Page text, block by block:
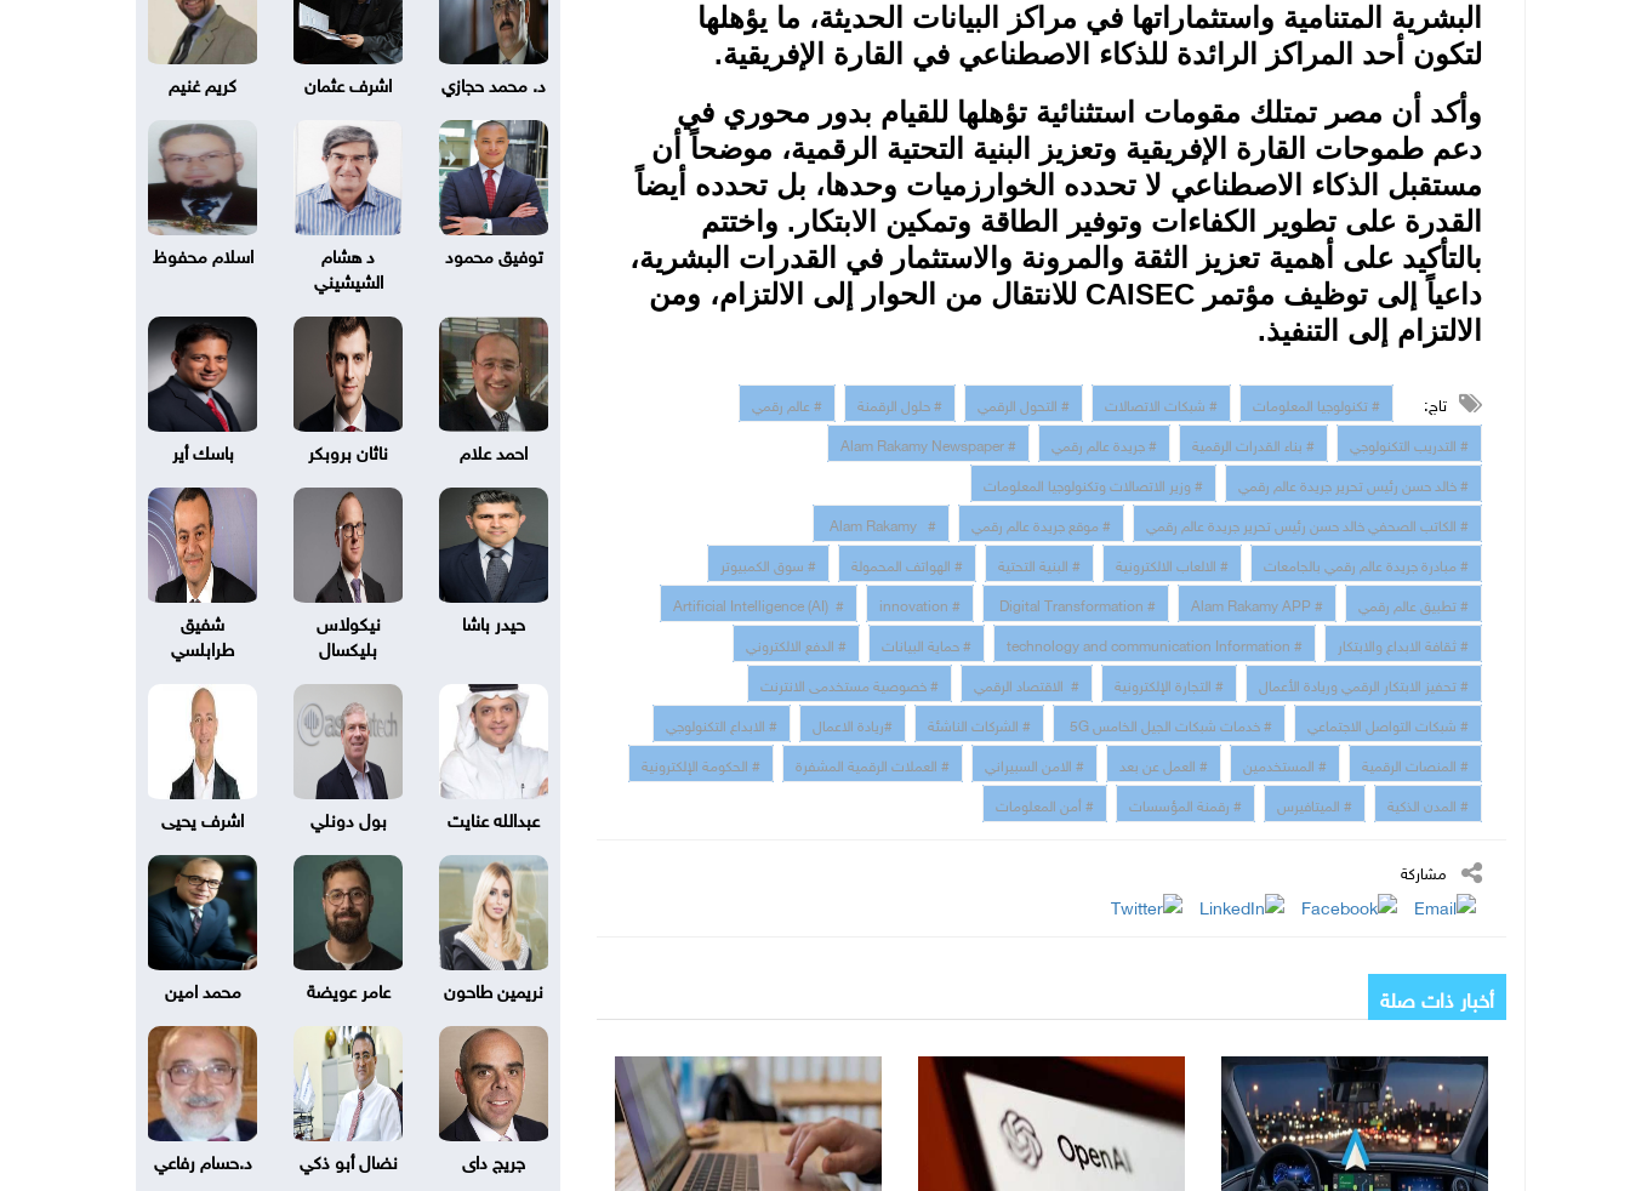
البشرية المتنامية واستثماراتها في مراكز البيانات الحديثة، ما يؤهلها
لتكون أحد المراكز الرائدة للذكاء الاصطناعي في القارة الإفريقية.
وأكد أن مصر تمتلك مقومات استثنائية تؤهلها للقيام بدور محوري في
دعم طموحات القارة الإفريقية وتعزيز البنية التحتية الرقمية، موضحاً أن
مستقبل الذكاء الاصطناعي لا تحدده الخوارزميات وحدها، بل تحدده أيضاً
القدرة على تطوير الكفاءات وتوفير الطاقة وتمكين الابتكار. واختتم
بالتأكيد على أهمية تعزيز الثقة والمرونة والاستثمار في القدرات البشرية،
داعياً إلى توظيف مؤتمر CAISEC للانتقال من الحوار إلى الالتزام، ومن
الالتزام إلى التنفيذ.
تاج: # تكنولوجيا المعلومات # شبكات الاتصالات # التحول الرقمي # حلول الرقمنة
# عالم رقمي
# التدريب التكنولوجي
# بناء القدرات الرقمية # جريدة عالم رقمي
# Alam Rakamy Newspaper
# خالد حسن رئيس تحرير جريدة عالم رقمي
# وزير الاتصالات وتكنولوجيا المعلومات
# الكاتب الصحفي خالد حسن رئيس تحرير جريدة عالم رقمي
# موقع جريدة عالم رقمي
# Alam Rakamy
# مبادرة جريدة عالم رقمي بالجامعات
# الالعاب الالكترونية # البنية التحتية # الهواتف المحمولة
# سوق الكمبيوتر
# تطبيق عالم رقمي
# Alam Rakamy APP
# Digital Transformation
# innovation
# Artificial Intelligence (AI)
# ثقافة الابداع والابتكار
# technology and communication Information # حماية البيانات
# الدفع الالكتروني
# تحفيز الابتكار الرقمي وريادة الأعمال
# التجارة الإلكترونية # الاقتصاد الرقمي
# خصوصية مستخدمى الانترنت
# شبكات التواصل الاجتماعي
# خدمات شبكات الجيل الخامس 5G # الشركات الناشئة #ريادة الاعمال
# الابداع التكنولوجي
# المنصات الرقمية
# المستخدمين # العمل عن بعد # الامن السبيراني # العملات الرقمية المشفرة
# الحكومة الإلكترونية
# المدن الذكية
# الميتافيرس # رقمنة المؤسسات # أمن المعلومات
مشاركة
أخبار ذات صلة
د. محمد حجازي اشرف عثمان كريم غنيم
توفيق محمود
د هشام
الشيشيني
اسلام محفوظ
احمد علام ناثان بروبكر باسك أير
حيدر باشا
نيكولاس
بليكسال
شفيق
طرابلسي
عبدالله عنايت بول دونلي اشرف يحيى
نريمين طاحون عامر عويضة محمد امين
جريج داى نضال أبو ذكي د.حسام رفاعي